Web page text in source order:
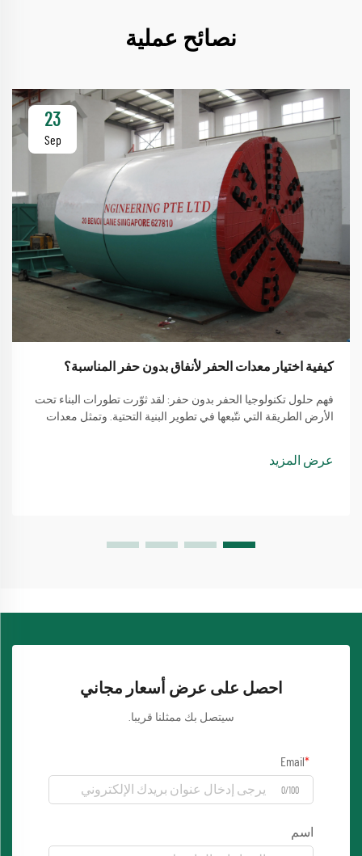
نصائح عملية
23
Sep
كيفية اختيار معدات الحفر لأنفاق بدون حفر المناسبة؟
فهم حلول تكنولوجيا الحفر بدون حفر: لقد ثوّرت تطورات البناء تحت
الأرض الطريقة التي نتّبعها في تطوير البنية التحتية. وتمثل معدات
عرض المزيد
احصل على عرض أسعار مجاني
سيتصل بك ممثلنا قريبا.
Email
0/100
اسم